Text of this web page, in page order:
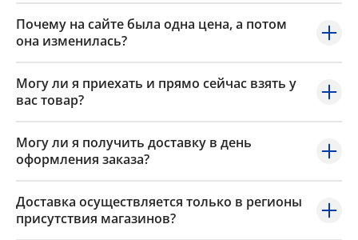
Почему на сайте была одна цена, а потом
она изменилась?
Могу ли я приехать и прямо сейчас взять у
вас товар?
Могу ли я получить доставку в день
оформления заказа?
Доставка осуществляется только в регионы
присутствия магазинов?